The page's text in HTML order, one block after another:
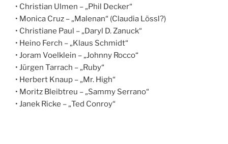
• Christian Ulmen – „Phil Decker“
• Monica Cruz – „Malenan“ (Claudia Lössl?)
• Christiane Paul – „Daryl D. Zanuck“
• Heino Ferch – „Klaus Schmidt“
• Joram Voelklein – „Johnny Rocco“
• Jürgen Tarrach – „Ruby“
• Herbert Knaup – „Mr. High“
• Moritz Bleibtreu – „Sammy Serrano“
• Janek Ricke – „Ted Conroy“